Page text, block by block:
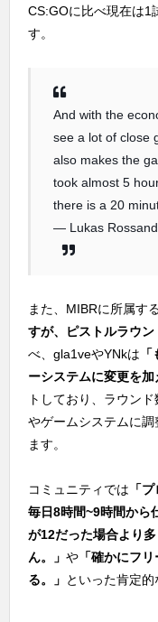
CS:GOに比べ現在は1
す。
And with the
see a lot of close
also makes the
took almost 5
there is a 20
— Lukas
また、MIBRに所属す
すが、ピストルラウン
べ、gla1veやYNkは
ーシステムに変更を加
トしており、ラウン
やゲームシステムに
ます。
コミュニティでは 「
毎日8時間~9時間から
が12だった場合より
ん。」 や 「確かにフ
る。」 といった肯定的